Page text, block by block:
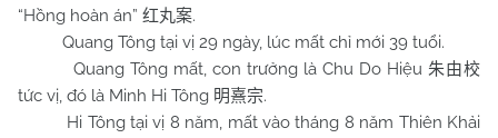
“Hồng hoàn án” 红丸案.
Quang Tông tại vị 29 ngày, lúc mất chỉ mới 39 tuổi.
Quang Tông mất, con trưởng là Chu Do Hiệu 朱由校
tức vị, đó là Minh Hi Tông 明熹宗.
Hi Tông tại vị 8 năm, mất vào tháng 8 năm Thiên Khải